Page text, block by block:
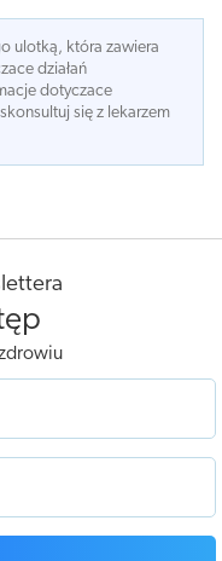
ulotką, która zawiera
działań
dotyczace
się z lekarzem